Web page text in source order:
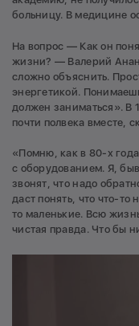
больницу. В медицине
На вопрос — Как он
жизни? — Валерий
сложно объяснить.
энергетикой.
должен заниматься». В
почти полвека вместе,
«Помню, как в 80-х
с оборудованием. Я,
звонят, что надо
даст понять, что что-то
то маленькие. Всю
чистая правда. Что бы